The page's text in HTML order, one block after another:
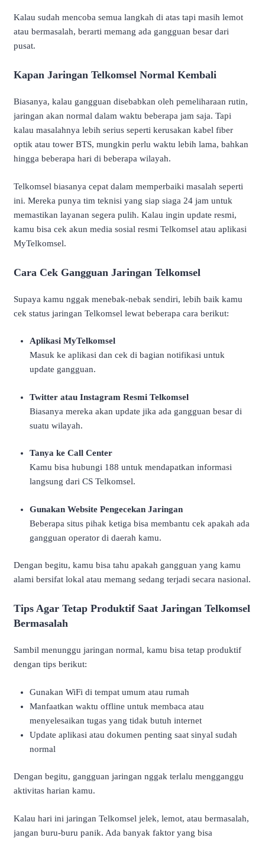
Kalau sudah mencoba semua langkah di atas tapi masih lemot
atau bermasalah, berarti memang ada gangguan besar dari
pusat.
Kapan Jaringan Telkomsel Normal Kembali
Biasanya, kalau gangguan disebabkan oleh pemeliharaan rutin,
jaringan akan normal dalam waktu beberapa jam saja. Tapi
kalau masalahnya lebih serius seperti kerusakan kabel fiber
optik atau tower BTS, mungkin perlu waktu lebih lama, bahkan
hingga beberapa hari di beberapa wilayah.
Telkomsel biasanya cepat dalam memperbaiki masalah seperti
ini. Mereka punya tim teknisi yang siap siaga 24 jam untuk
memastikan layanan segera pulih. Kalau ingin update resmi,
kamu bisa cek akun media sosial resmi Telkomsel atau aplikasi
MyTelkomsel.
Cara Cek Gangguan Jaringan Telkomsel
Supaya kamu nggak menebak-nebak sendiri, lebih baik kamu
cek status jaringan Telkomsel lewat beberapa cara berikut:
Aplikasi MyTelkomsel
Masuk ke aplikasi dan cek di bagian notifikasi untuk
update gangguan.
Twitter atau Instagram Resmi Telkomsel
Biasanya mereka akan update jika ada gangguan besar di
suatu wilayah.
Tanya ke Call Center
Kamu bisa hubungi 188 untuk mendapatkan informasi
langsung dari CS Telkomsel.
Gunakan Website Pengecekan Jaringan
Beberapa situs pihak ketiga bisa membantu cek apakah ada
gangguan operator di daerah kamu.
Dengan begitu, kamu bisa tahu apakah gangguan yang kamu
alami bersifat lokal atau memang sedang terjadi secara nasional.
Tips Agar Tetap Produktif Saat Jaringan Telkomsel
Bermasalah
Sambil menunggu jaringan normal, kamu bisa tetap produktif
dengan tips berikut:
Gunakan WiFi di tempat umum atau rumah
Manfaatkan waktu offline untuk membaca atau
menyelesaikan tugas yang tidak butuh internet
Update aplikasi atau dokumen penting saat sinyal sudah
normal
Dengan begitu, gangguan jaringan nggak terlalu mengganggu
aktivitas harian kamu.
Kalau hari ini jaringan Telkomsel jelek, lemot, atau bermasalah,
jangan buru-buru panik. Ada banyak faktor yang bisa